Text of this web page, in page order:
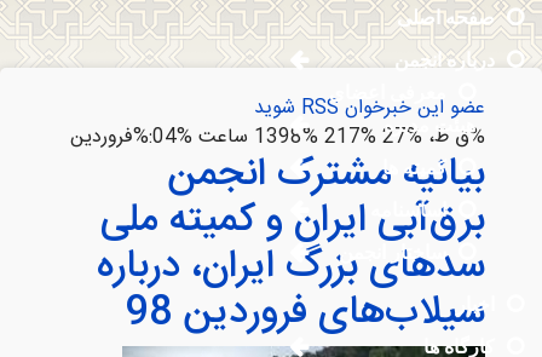
صفحه اصلی
درباره انجمن
هیئت مدیره
کمیته ها
اساسنامه
ساختار انجمن
اخبار
کارگاه ها
عضو این خبرخوان RSS شوید
%ق ظ، %27 %217 %1398 ساعت %04:%فروردين
بیانیه مشترک انجمن
برق‌آبی ایران و کمیته ملی
سدهای بزرگ ایران، درباره
سیلاب‌های فروردین 98